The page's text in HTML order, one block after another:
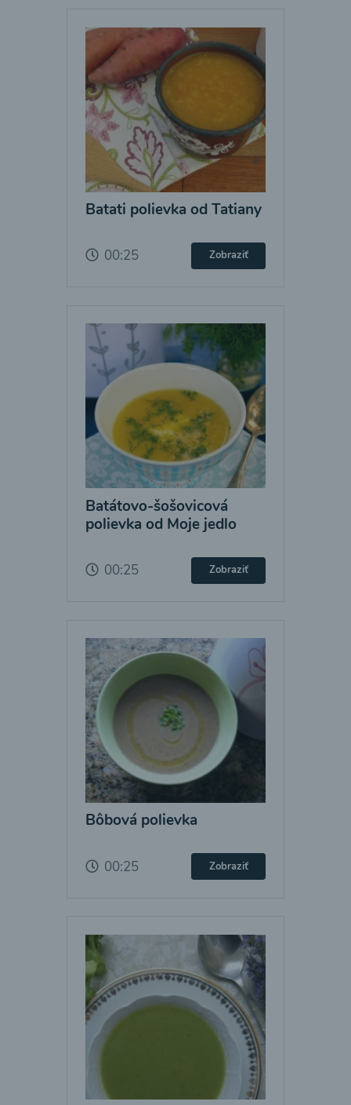
Batati polievka od Tatiany
00:25 Zobraziť
Batátovo-šošovicová
polievka od Moje jedlo
00:25 Zobraziť
Bôbová polievka
00:25 Zobraziť